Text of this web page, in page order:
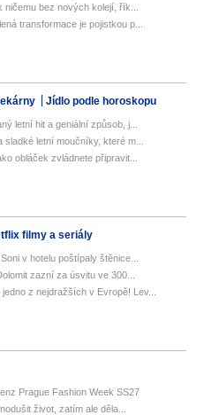
bez nových kolejí, řík...
transformace je pojistkou p...
Jídlo podle horoskopu
letní hit a geniální způsob, j...
letní moučníky, které m...
obláček zvládnete připravit...
filmy a seriály
v hotelu poštípaly štěnice...
zazní za úsvitu ve 300...
z nejdražších v Evropě! Lev...
Prague Fashion Week SS27
život, zatím ale děla...